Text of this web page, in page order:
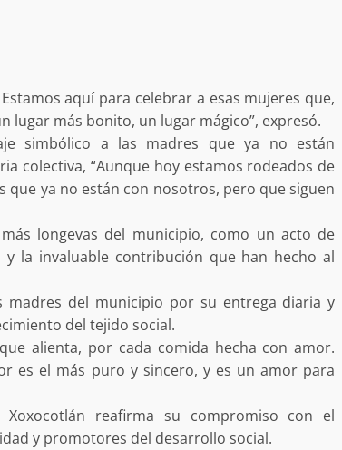
aquí para celebrar a esas mujeres que,
lugar más bonito, un lugar mágico”, expresó.
simbólico a las madres que ya no están
colectiva, “Aunque hoy estamos rodeados de
ya no están con nosotros, pero que siguen
longevas del municipio, como un acto de
la invaluable contribución que han hecho al
madres del municipio por su entrega diaria y
del tejido social.
alienta, por cada comida hecha con amor.
es el más puro y sincero, y es un amor para
reafirma su compromiso con el
y promotores del desarrollo social.
Ciudad Salud: justicia social para
admin 5 agosto 2026